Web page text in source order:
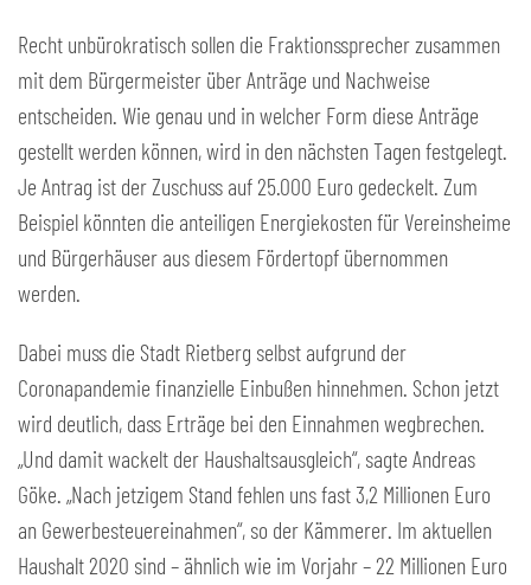
Recht unbürokratisch sollen die Fraktionssprecher zusammen
mit dem Bürgermeister über Anträge und Nachweise
entscheiden. Wie genau und in welcher Form diese Anträge
gestellt werden können, wird in den nächsten Tagen festgelegt.
Je Antrag ist der Zuschuss auf 25.000 Euro gedeckelt. Zum
Beispiel könnten die anteiligen Energiekosten für Vereinsheime
und Bürgerhäuser aus diesem Fördertopf übernommen
werden.
Dabei muss die Stadt Rietberg selbst aufgrund der
Coronapandemie finanzielle Einbußen hinnehmen. Schon jetzt
wird deutlich, dass Erträge bei den Einnahmen wegbrechen.
„Und damit wackelt der Haushaltsausgleich“, sagte Andreas
Göke. „Nach jetzigem Stand fehlen uns fast 3,2 Millionen Euro
an Gewerbesteuereinahmen“, so der Kämmerer. Im aktuellen
Haushalt 2020 sind – ähnlich wie im Vorjahr – 22 Millionen Euro